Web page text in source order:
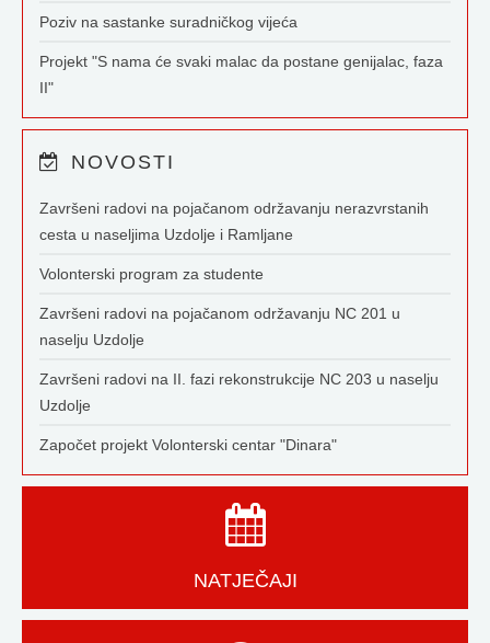
Poziv na sastanke suradničkog vijeća
Projekt "S nama će svaki malac da postane genijalac, faza
II"
NOVOSTI
Završeni radovi na pojačanom održavanju nerazvrstanih
cesta u naseljima Uzdolje i Ramljane
Volonterski program za studente
Završeni radovi na pojačanom održavanju NC 201 u
naselju Uzdolje
Završeni radovi na II. fazi rekonstrukcije NC 203 u naselju
Uzdolje
Započet projekt Volonterski centar "Dinara"
NATJEČAJI